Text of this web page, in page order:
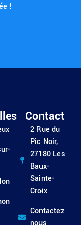
!
Contact
2 Rue du
Pic Noir,
27180 Les
Baux-
Sainte-
Croix
Contactez